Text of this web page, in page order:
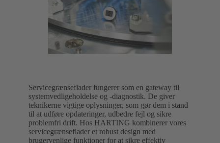
Servicegrænseflader fungerer som en gateway til
systemvedligeholdelse og -diagnostik. De giver
teknikerne vigtige oplysninger, som gør dem i stand
til at udføre opdateringer, udbedre fejl og sikre
problemfri drift. Hos HARTING kombinerer vores
servicegrænseflader et robust design med
brugervenlige funktioner for at sikre effektiv